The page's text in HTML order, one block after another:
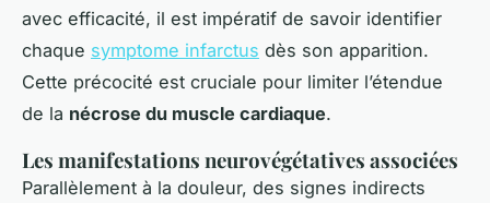
avec efficacité, il est impératif de savoir identifier
chaque symptome infarctus dès son apparition.
Cette précocité est cruciale pour limiter l’étendue
de la nécrose du muscle cardiaque.
Les manifestations neurovégétatives associées
Parallèlement à la douleur, des signes indirects